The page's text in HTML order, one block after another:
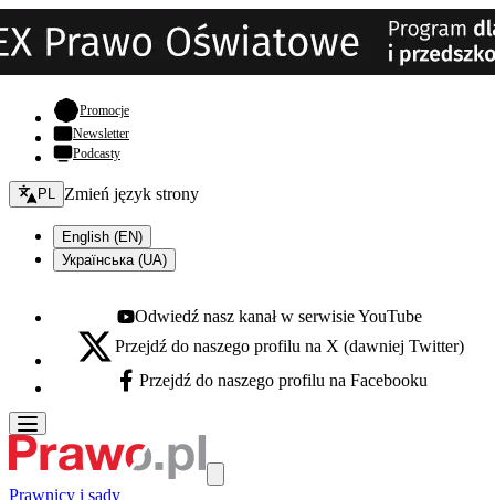
Promocje- otwiera się w nowej karcie
Newsletter
Podcasty
Zmień język - bieżący:
PL Zmień język strony
English (EN)
Українська (UA)
Youtube - otwiera się w nowej karcie
Odwiedź nasz kanał w serwisie YouTube
X - otwiera się w nowej karcie
Przejdź do naszego profilu na X (dawniej Twitter)
Facebook - otwiera się w nowej karcie
Przejdź do naszego profilu na Facebooku
Prawnicy i sądy